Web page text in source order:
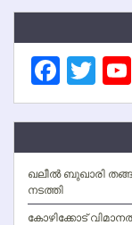
ഖലീല്‍ ബുഖാരി
നടത്തി
കോഴിക്കോട്